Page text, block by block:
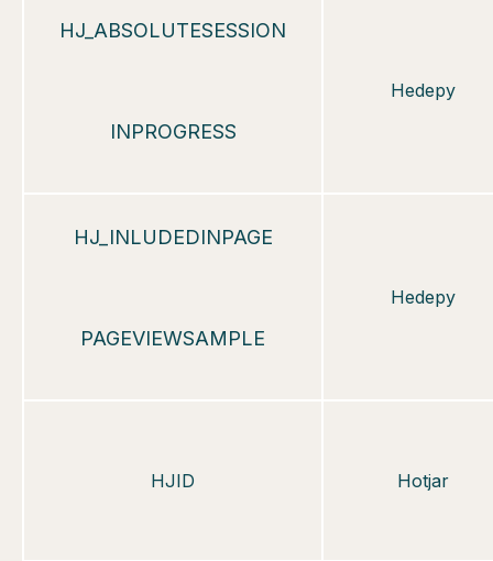
HJ_ABSOLUTESESSION
INPROGRESS
Hedepy
HJ_INLUDEDINPAGE
PAGEVIEWSAMPLE
Hedepy
HJID Hotjar